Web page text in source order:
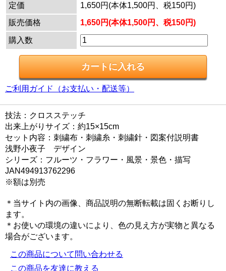
定価
1,650円(本体1,500円、税150円)
販売価格
1,650円(本体1,500円、税150円)
購入数
ご利用ガイド（お支払い・配送等）
技法：クロスステッチ
出来上がりサイズ：約15×15cm
セット内容：刺繍布・刺繍糸・刺繍針・図案付説明書
浅野小夜子 デザイン
シリーズ：フルーツ・フラワー・風景・景色・描写
JAN494913762296
※額は別売
＊当サイト内の画像、商品説明の無断転載は固くお断りし
ます。
＊お使いの環境の違いにより、色の見え方が実物と異なる
場合がございます。
この商品について問い合わせる
この商品を友達に教える